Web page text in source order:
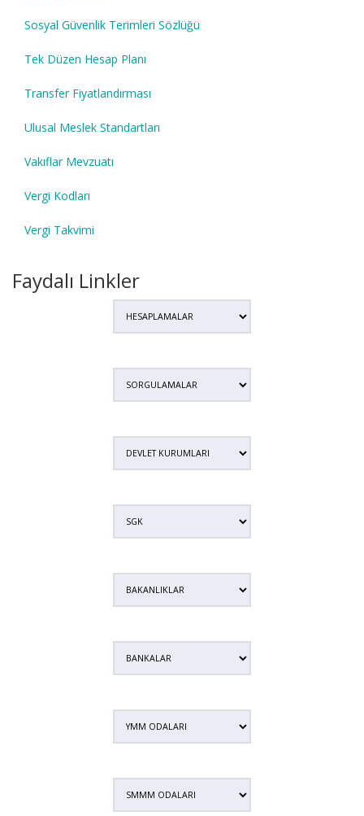
Sosyal Güvenlik Terimleri Sözlüğü
Tek Düzen Hesap Planı
Transfer Fiyatlandırması
Ulusal Meslek Standartları
Vakıflar Mevzuatı
Vergi Kodları
Vergi Takvimi
Faydalı Linkler